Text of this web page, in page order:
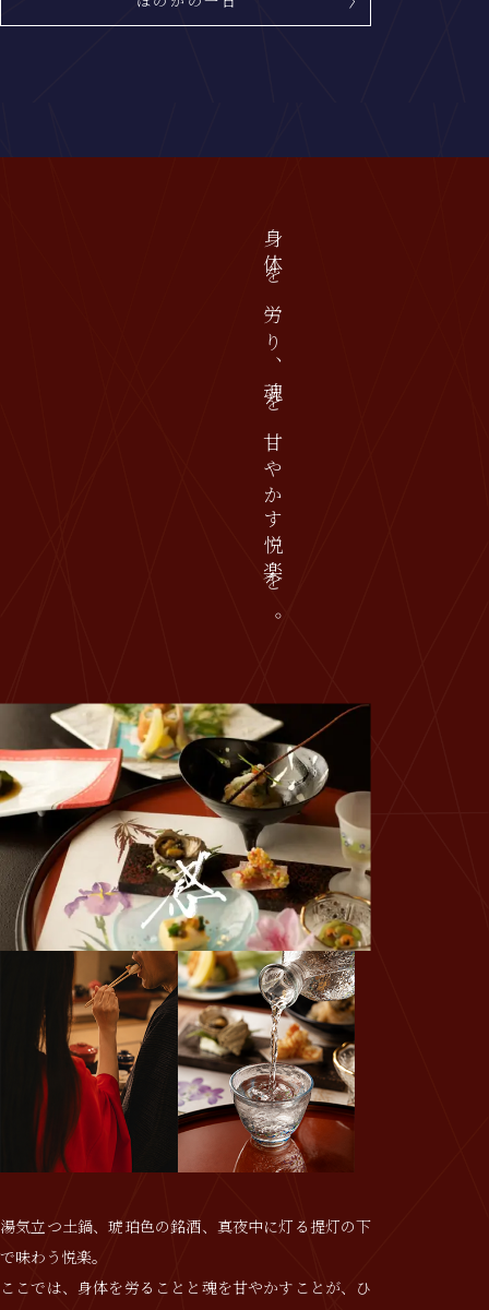
身体を労り、魂を甘やかす悦楽を。
湯気立つ土鍋、琥珀色の銘酒、真夜中に灯る提灯の下
で味わう悦楽。
ここでは、身体を労ることと魂を甘やかすことが、ひ